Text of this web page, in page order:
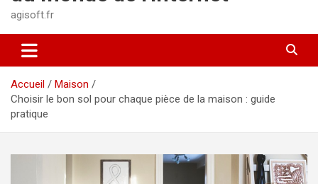
agisoft.fr
Accueil
Maison
Choisir le bon sol pour chaque pièce de la maison : guide
pratique